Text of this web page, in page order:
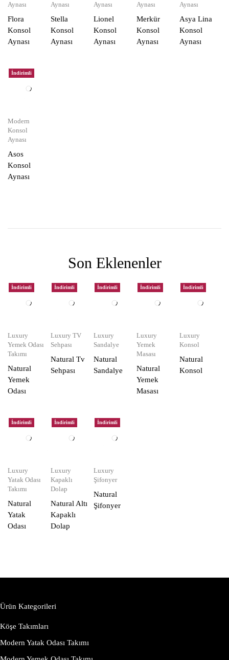
Aynası
Flora
Konsol
Aynası
Aynası
Stella
Konsol
Aynası
Aynası
Lionel
Konsol
Aynası
Aynası
Merkür
Konsol
Aynası
Aynası
Asya Lina
Konsol
Aynası
İndirimli
Modern
Konsol
Aynası
Asos
Konsol
Aynası
Son Eklenenler
İndirimli
Luxury
Yemek Odası
Takımı
Natural
Yemek
Odası
İndirimli
Luxury TV
Sehpası
Natural Tv
Sehpası
İndirimli
Luxury
Sandalye
Natural
Sandalye
İndirimli
Luxury
Yemek
Masası
Natural
Yemek
Masası
İndirimli
Luxury
Konsol
Natural
Konsol
İndirimli
Luxury
Yatak Odası
Takımı
Natural
Yatak
Odası
İndirimli
Luxury
Kapaklı
Dolap
Natural Altı
Kapaklı
Dolap
İndirimli
Luxury
Şifonyer
Natural
Şifonyer
Ürün Kategorileri
Köşe Takımları
Modern Yatak Odası Takımı